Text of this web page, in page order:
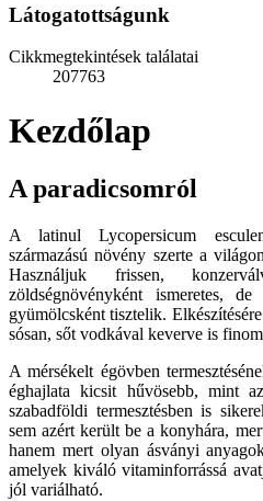
Látogatottságunk
Cikkmegtekintések találatai
207763
Kezdőlap
A paradicsomról
A latinul Lycopersicum
származású növény szerte a
Használjuk frissen,
zöldségnövényként ismeretes,
gyümölcsként tisztelik.
sósan, sőt vodkával keverve is
A mérsékelt égövben
éghajlata kicsit hűvösebb, mint
szabadföldi termesztésben is
sem azért került be a konyhára,
hanem mert olyan ásványi
amelyek kiváló vitaminforrássá
jól variálható.